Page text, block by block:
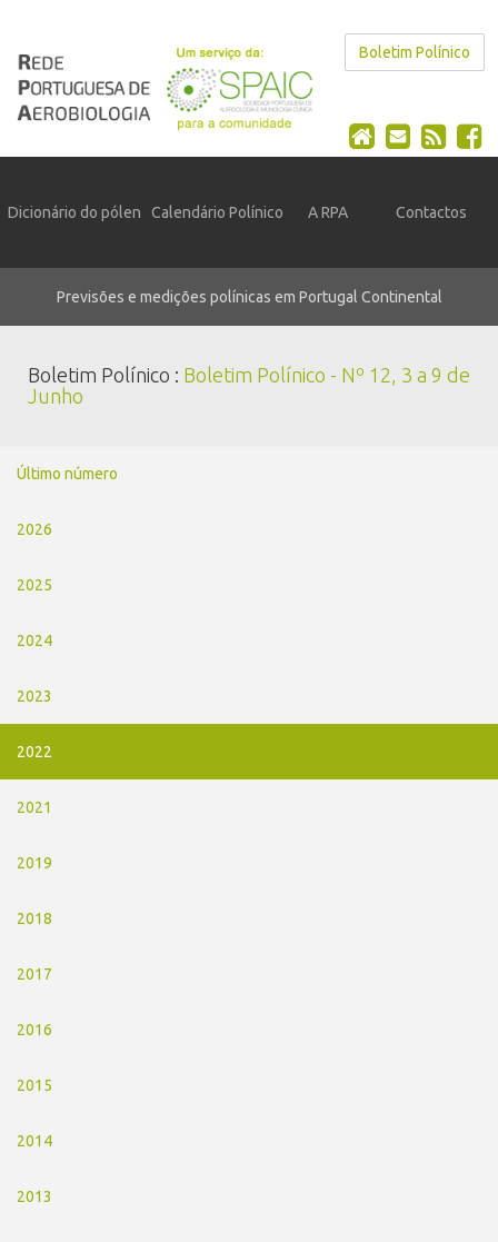
Boletim Polínico
Dicionário do pólen Calendário Polínico A RPA Contactos
Previsões e medições polínicas em Portugal Continental
Boletim Polínico : Boletim Polínico - Nº 12, 3 a 9 de
Junho
Último número
2026
2025
2024
2023
2022
2021
2019
2018
2017
2016
2015
2014
2013